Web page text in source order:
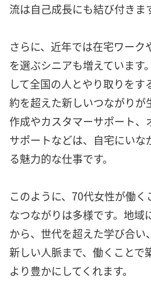
流は自己成長にも結び付きま
さらに、近年では在宅ワーク
を選ぶシニアも増えています
して全国の人とやり取りをす
約を超えた新しいつながりが
作成やカスタマーサポート、
サポートなどは、自宅にいな
る魅力的な仕事です。
このように、70代女性が働
なつながりは多様です。地域
から、世代を超えた学び合い
新しい人脈まで、働くことで
より豊かにしてくれます。